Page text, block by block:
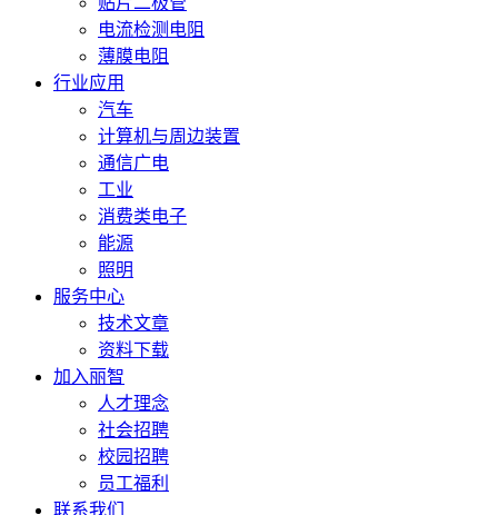
电流检测电阻
薄膜电阻
行业应用
汽车
计算机与周边装置
通信广电
工业
消费类电子
能源
照明
服务中心
技术文章
资料下载
加入丽智
人才理念
社会招聘
校园招聘
员工福利
联系我们